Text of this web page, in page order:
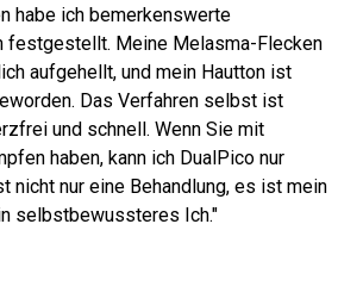
habe ich bemerkenswerte
festgestellt. Meine Melasma-Flecken
aufgehellt, und mein Hautton ist
Das Verfahren selbst ist
und schnell. Wenn Sie mit
haben, kann ich DualPico nur
nicht nur eine Behandlung, es ist mein
selbstbewussteres Ich."